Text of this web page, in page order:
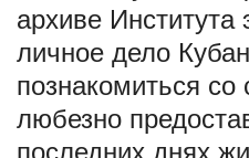
архиве
личное дело
познакомиться
любезно
последних днях